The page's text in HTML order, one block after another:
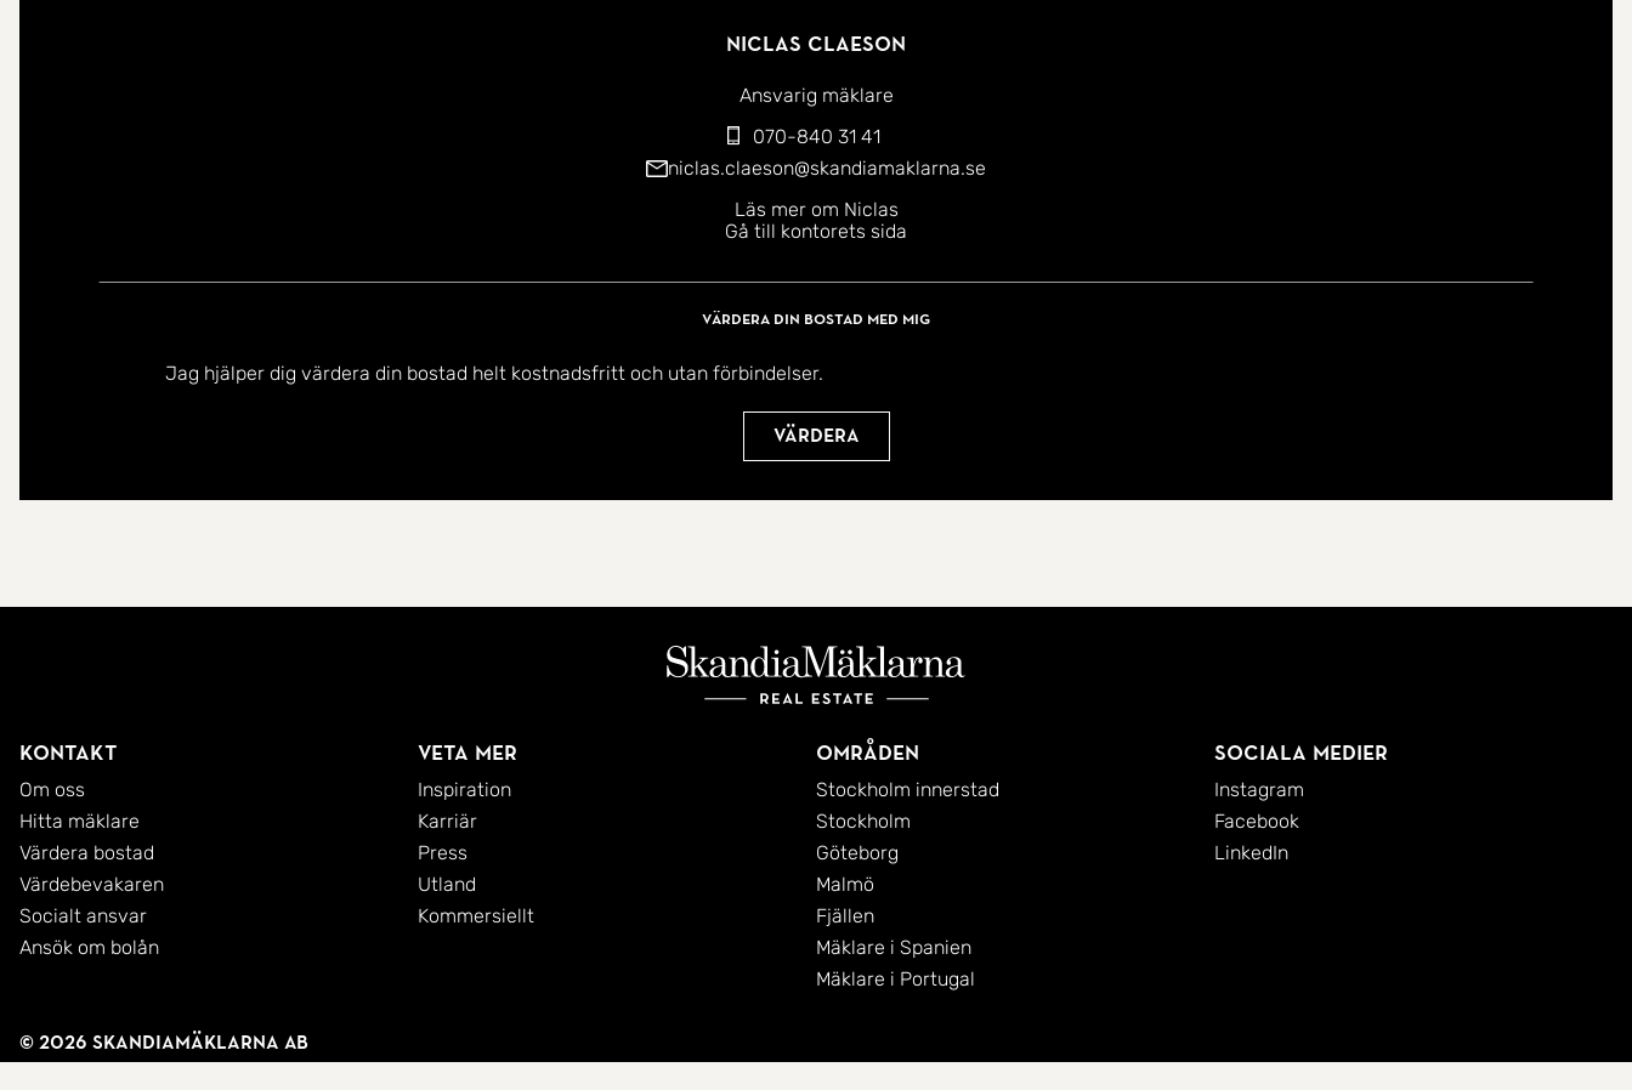
Niclas Claeson
Ansvarig mäklare
070-840 31 41
niclas.claeson@skandiamaklarna.se
Läs mer om Niclas
Gå till kontorets sida
Värdera din bostad med mig
Jag hjälper dig värdera din bostad helt kostnadsfritt och utan förbindelser.
Värdera
Kontakt
Om oss
Hitta mäklare
Värdera bostad
Värdebevakaren
Socialt ansvar
Ansök om bolån
Veta mer
Inspiration
Karriär
Press
Utland
Kommersiellt
Områden
Stockholm innerstad
Stockholm
Göteborg
Malmö
Fjällen
Mäklare i Spanien
Mäklare i Portugal
Sociala medier
Instagram
Facebook
LinkedIn
© 2026 SkandiaMäklarna AB